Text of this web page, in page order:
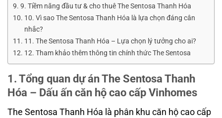
9. Tiềm năng đầu tư & cho thuê The Sentosa Thanh Hóa
10. Vì sao The Sentosa Thanh Hóa là lựa chọn đáng cân
nhắc?
11. The Sentosa Thanh Hóa – Lựa chọn lý tưởng cho ai?
12. Tham khảo thêm thông tin chính thức The Sentosa
1. Tổng quan dự án The Sentosa Thanh
Hóa – Dấu ấn căn hộ cao cấp Vinhomes
The Sentosa Thanh Hóa là phân khu căn hộ cao cấp